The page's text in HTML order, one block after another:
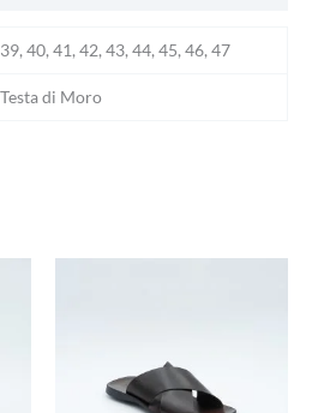
39, 40, 41, 42, 43, 44, 45, 46, 47
Testa di Moro
varianti.
Le